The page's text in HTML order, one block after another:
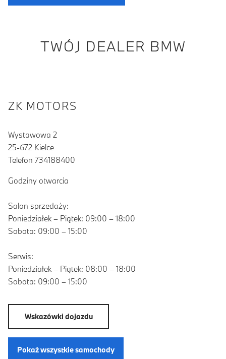
TWÓJ DEALER BMW
ZK MOTORS
Wystawowa 2
25-672 Kielce
Telefon 734188400
Godziny otwarcia
Salon sprzedaży:
Poniedziałek – Piątek: 09:00 – 18:00
Sobota: 09:00 – 15:00
Serwis:
Poniedziałek – Piątek: 08:00 – 18:00
Sobota: 09:00 – 15:00
Wskazówki dojazdu
Pokaż wszystkie samochody